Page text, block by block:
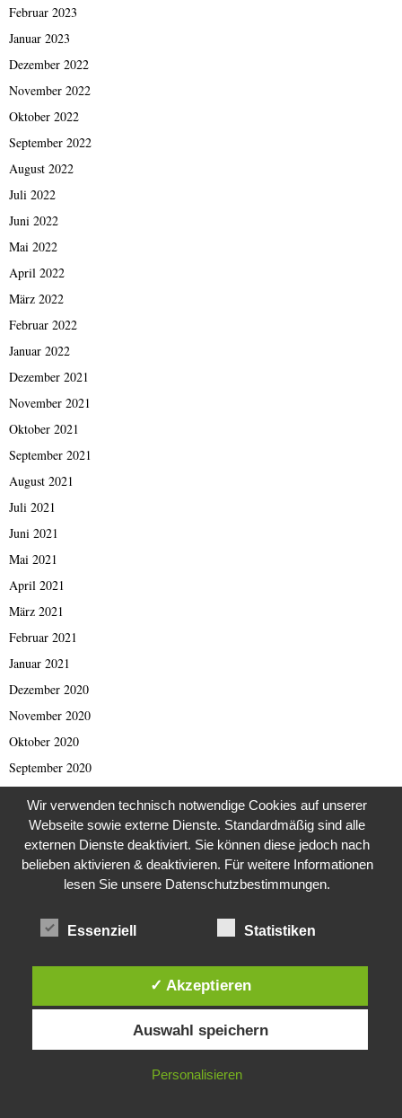
Februar 2023
Januar 2023
Dezember 2022
November 2022
Oktober 2022
September 2022
August 2022
Juli 2022
Juni 2022
Mai 2022
April 2022
März 2022
Februar 2022
Januar 2022
Dezember 2021
November 2021
Oktober 2021
September 2021
August 2021
Juli 2021
Juni 2021
Mai 2021
April 2021
März 2021
Februar 2021
Januar 2021
Dezember 2020
November 2020
Oktober 2020
September 2020
Juli 2020
Juni 2020
Mai 2020
März 2020
Dezember 2019
Oktober 2019
Diese Website verwendet Cookies. Durch die weitere Nutzung dieser
Website stimmst du der Verwendung von Cookies zu.
IN ORDNUNG
Wir verwenden technisch notwendige Cookies auf unserer
Webseite sowie externe Dienste. Standardmäßig sind alle
externen Dienste deaktiviert. Sie können diese jedoch nach
belieben aktivieren & deaktivieren. Für weitere Informationen
lesen Sie unsere Datenschutzbestimmungen.
Essenziell Statistiken
✓ Akzeptieren
Auswahl speichern
Personalisieren